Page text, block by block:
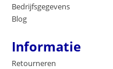
Bedrijfsgegevens
Blog
Informatie
Retourneren